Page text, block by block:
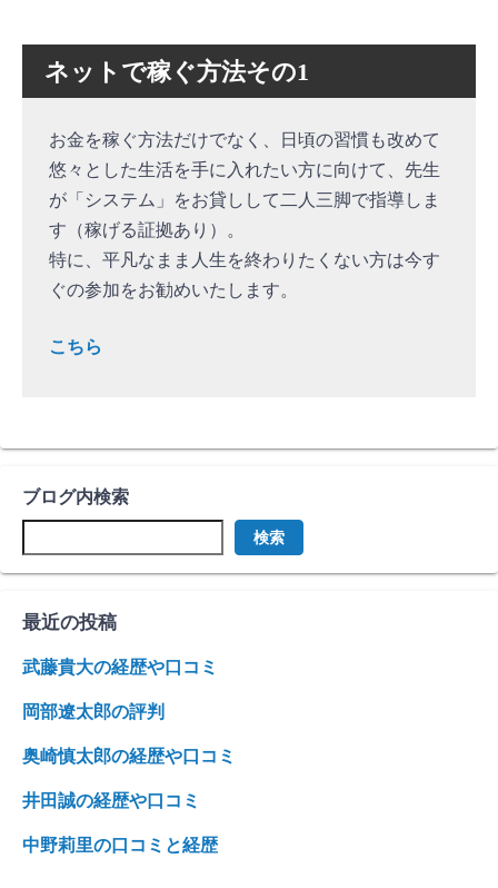
ネットで稼ぐ方法その1
お金を稼ぐ方法だけでなく、日頃の習慣も改めて
悠々とした生活を手に入れたい方に向けて、先生
が「システム」をお貸しして二人三脚で指導しま
す（稼げる証拠あり）。
特に、平凡なまま人生を終わりたくない方は今す
ぐの参加をお勧めいたします。
こちら
ブログ内検索
検索
最近の投稿
武藤貴大の経歴や口コミ
岡部遼太郎の評判
奥崎慎太郎の経歴や口コミ
井田誠の経歴や口コミ
中野莉里の口コミと経歴